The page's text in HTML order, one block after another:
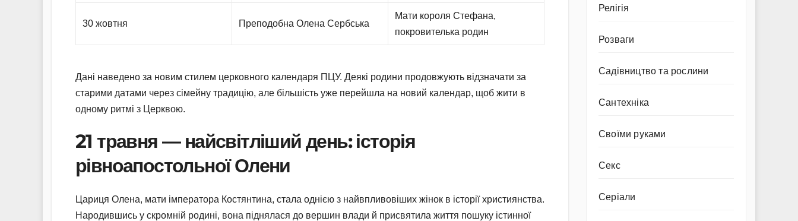
30 жовтня Преподобна Олена Сербська
Мати короля Стефана,
покровителька родин
Дані наведено за новим стилем церковного календаря ПЦУ. Деякі родини продовжують відзначати за
старими датами через сімейну традицію, але більшість уже перейшла на новий календар, щоб жити в
одному ритмі з Церквою.
21 травня — найсвітліший день: історія
рівноапостольної Олени
Цариця Олена, мати імператора Костянтина, стала однією з найвпливовіших жінок в історії християнства.
Народившись у скромній родині, вона піднялася до вершин влади й присвятила життя пошуку істинної
Релігія
Розваги
Садівництво та рослини
Сантехніка
Своїми руками
Секс
Серіали